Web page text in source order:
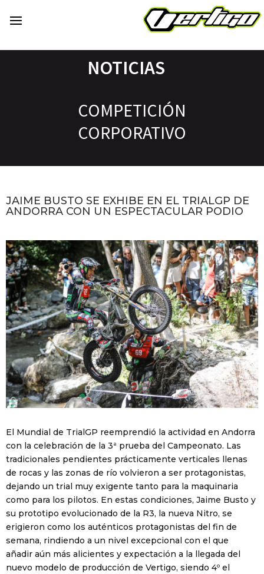
NOTICIAS
COMPETICIÓN
CORPORATIVO
JAIME BUSTO SE EXHIBE EN EL TRIALGP DE
ANDORRA CON UN ESPECTACULAR PODIO
El Mundial de TrialGP reemprendió la actividad en Andorra
con la celebración de la 3ª prueba del Campeonato. Las
tradicionales pendientes prácticamente verticales llenas
de rocas y las zonas de río volvieron a ser protagonistas,
dejando un trial muy exigente tanto para la maquinaria
como para los pilotos. En estas condiciones, Jaime Busto y
su prototipo evolucionado de la R3, la nueva Nitro, se
erigieron como los auténticos protagonistas del fin de
semana, rindiendo a un nivel excepcional con el que
añadir aún más alicientes y expectación a la llegada del
nuevo modelo de producción de Vertigo, siendo 4º el